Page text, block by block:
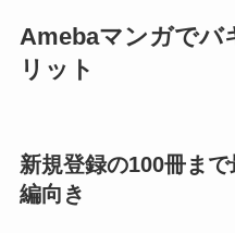
Amebaマンガでバ
リット
新規登録の100冊ま
編向き